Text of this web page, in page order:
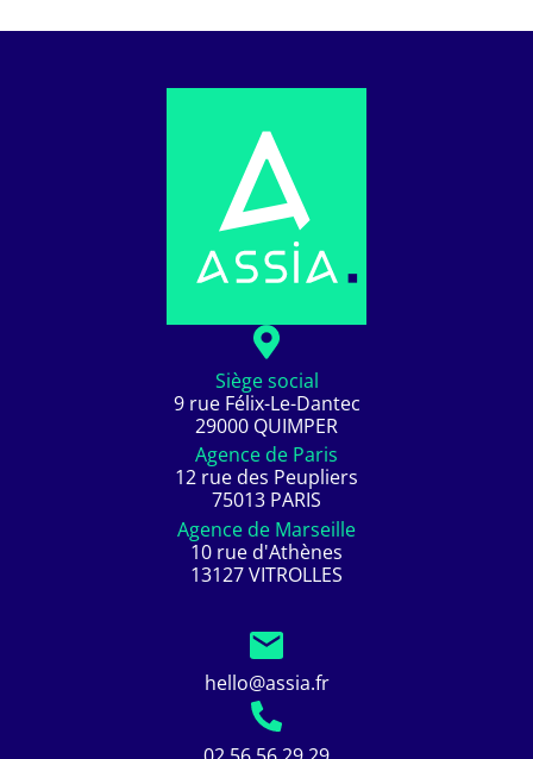
Siège social
9 rue Félix-Le-Dantec
29000 QUIMPER
Agence de Paris
12 rue des Peupliers
75013 PARIS
Agence de Marseille
10 rue d'Athènes
13127 VITROLLES
hello@assia.fr